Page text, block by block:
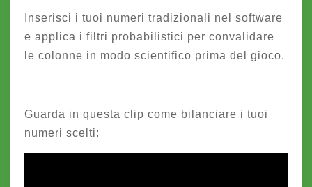
Inserisci i tuoi numeri tradizionali nel software
e applica i filtri probabilistici per convalidare
le colonne in modo scientifico prima del gioco.
Guarda in questa clip come bilanciare i tuoi
numeri scelti: